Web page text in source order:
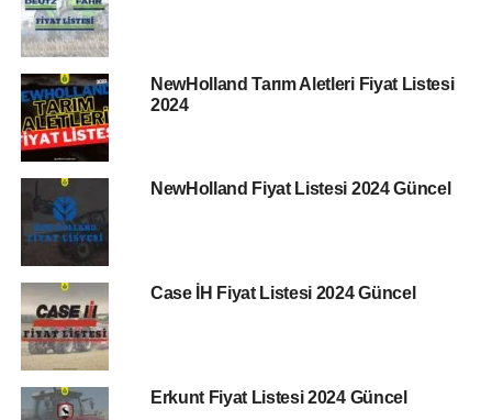
NewHolland Tarım Aletleri Fiyat Listesi
2024
NewHolland Fiyat Listesi 2024 Güncel
Case İH Fiyat Listesi 2024 Güncel
Erkunt Fiyat Listesi 2024 Güncel